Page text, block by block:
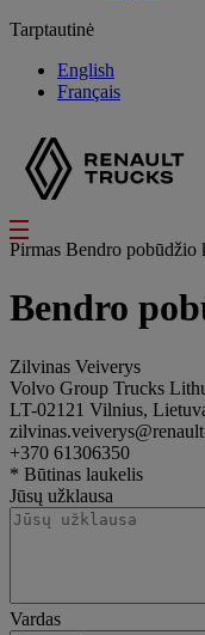
Tarptautinė
English
Français
Pirmas Bendro pobūdžio
Bendro
Zilvinas Veiverys
Volvo Group Trucks
LT-02121 Vilnius,
+370 61306350
* Būtinas laukelis
Jūsų užklausa
Vardas